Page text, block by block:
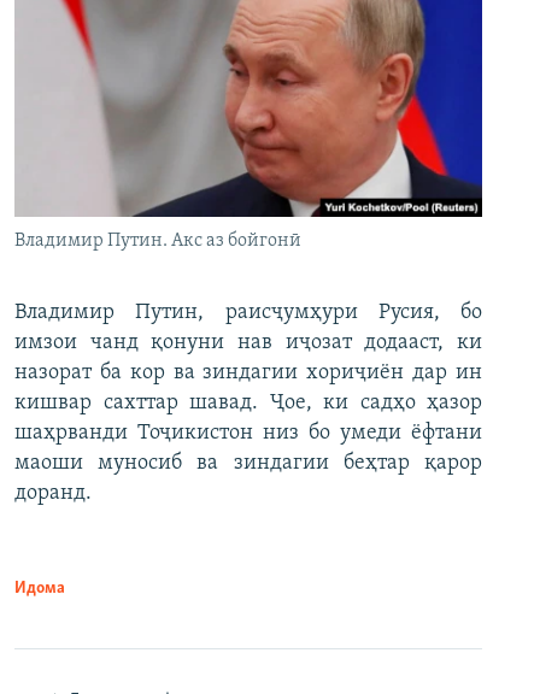
Владимир Путин. Акс аз бойгонӣ
Владимир Путин, раисҷумҳури Русия, бо
имзои чанд қонуни нав иҷозат додааст, ки
назорат ба кор ва зиндагии хориҷиён дар ин
кишвар сахттар шавад. Ҷое, ки садҳо ҳазор
шаҳрванди Тоҷикистон низ бо умеди ёфтани
маоши муносиб ва зиндагии беҳтар қарор
доранд.
Идома